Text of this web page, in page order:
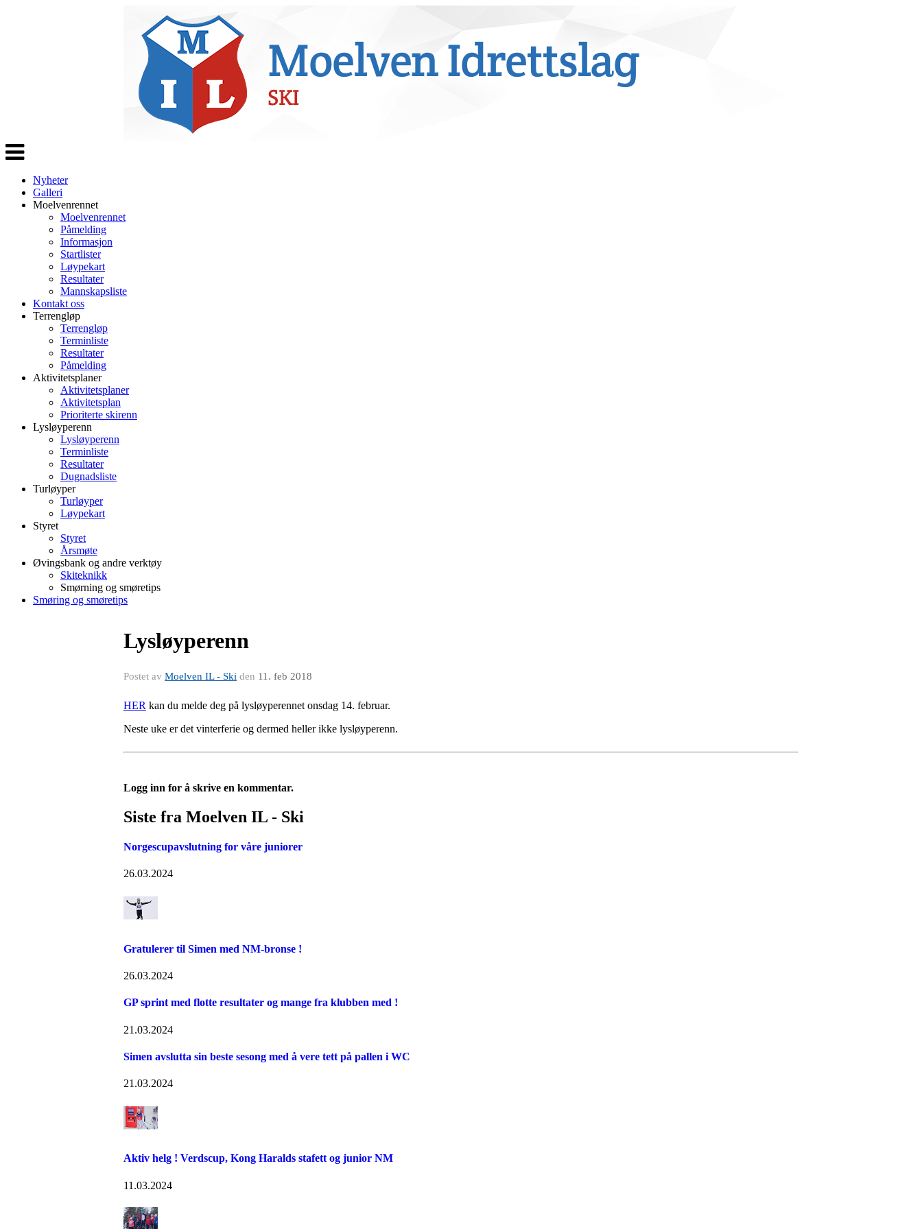
Veksle
navigasjon
Nyheter
Galleri
Moelvenrennet
Moelvenrennet
Påmelding
Informasjon
Startlister
Løypekart
Resultater
Mannskapsliste
Kontakt oss
Terrengløp
Terrengløp
Terminliste
Resultater
Påmelding
Aktivitetsplaner
Aktivitetsplaner
Aktivitetsplan
Prioriterte skirenn
Lysløyperenn
Lysløyperenn
Terminliste
Resultater
Dugnadsliste
Turløyper
Turløyper
Løypekart
Styret
Styret
Årsmøte
Øvingsbank og andre verktøy
Skiteknikk
Smørning og smøretips
Smøring og smøretips
Lysløyperenn
Postet av Moelven IL - Ski den 11. feb 2018
HER kan du melde deg på lysløyperennet onsdag 14. februar.
Neste uke er det vinterferie og dermed heller ikke lysløyperenn.
Logg inn for å skrive en kommentar.
Siste fra Moelven IL - Ski
Norgescupavslutning for våre juniorer
26.03.2024
Gratulerer til Simen med NM-bronse !
26.03.2024
GP sprint med flotte resultater og mange fra klubben med !
21.03.2024
Simen avslutta sin beste sesong med å vere tett på pallen i WC
21.03.2024
Aktiv helg ! Verdscup, Kong Haralds stafett og junior NM
11.03.2024